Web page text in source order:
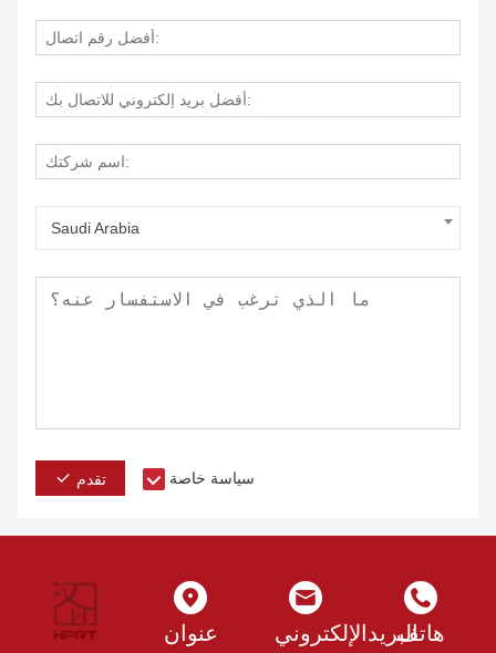
لإنشاء صور مجمعة وتخصيص اللقطات الخاصة بك باستخدام
مرشحات مذهلة وحدود مثيرة للاهتمام وملصقات رائعة ونص
[اتصال بلوتوث
أو ذكري المظهر
أو جهاز لوحي عبر البلوتوث. يمكن لطابعة واحدة فقط أن تتيح
Saudi Arabia
تقدم سياسة خاصة
عنوان البريدالإلكترونيهاتف